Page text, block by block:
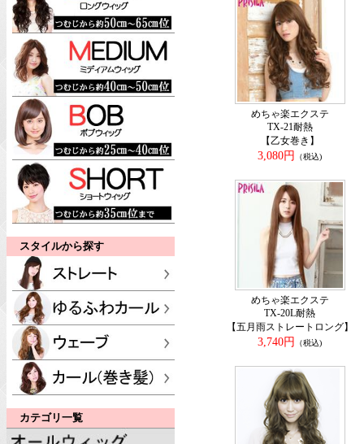
スタイルから探す
カテゴリ一覧
めちゃ楽エクステ
TX-21耐熱
【乙女巻き】
3,080円
（税込)
めちゃ楽エクステ
TX-20L耐熱
【五月雨ストレートロング】
3,740円
（税込)